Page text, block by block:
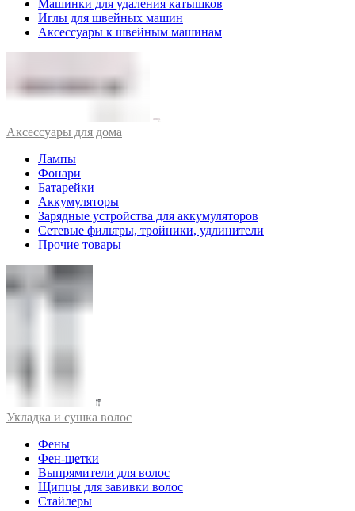
Машинки для удаления катышков
Иглы для швейных машин
Аксессуары к швейным машинам
Аксессуары для дома
Лампы
Фонари
Батарейки
Аккумуляторы
Зарядные устройства для аккумуляторов
Сетевые фильтры, тройники, удлинители
Прочие товары
Укладка и сушка волос
Фены
Фен-щетки
Выпрямители для волос
Щипцы для завивки волос
Стайлеры